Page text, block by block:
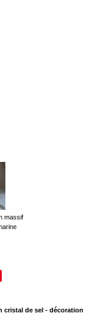
massif
cristal de sel - décoration